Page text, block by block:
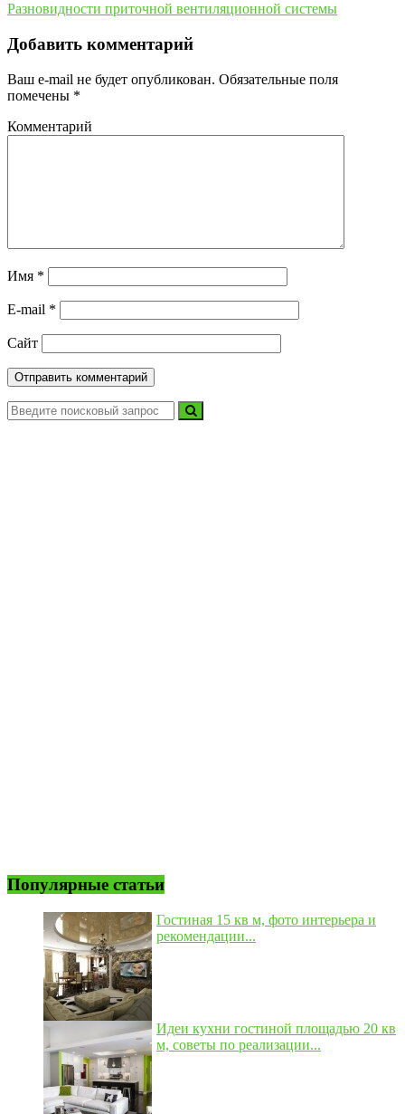
Разновидности приточной вентиляционной системы
Добавить комментарий
Ваш e-mail не будет опубликован. Обязательные поля
помечены *
Комментарий
Имя *
E-mail *
Сайт
Популярные статьи
Гостиная 15 кв м, фото интерьера и
рекомендации...
Идеи кухни гостиной площадью 20 кв
м, советы по реализации...